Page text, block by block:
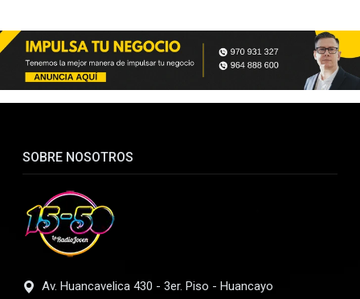
SOBRE NOSOTROS
Av. Huancavelica 430 - 3er. Piso - Huancayo